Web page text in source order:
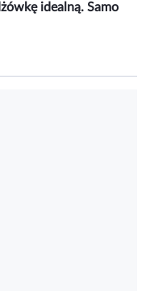
idealną. Samo